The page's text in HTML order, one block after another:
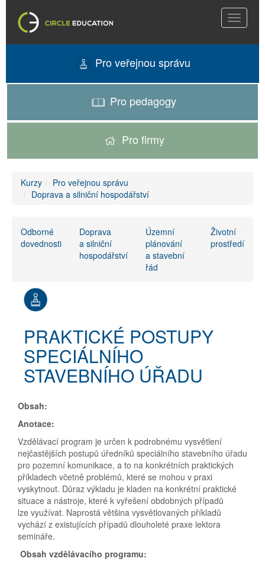
Toggle
Pro veřejnou správu
Pro pedagogy
Pro firmy
Kurzy
Pro veřejnou správu
Doprava a silniční hospodářství
Odborné
dovednosti
Doprava
a silniční
hospodářství
Územní
plánování
a stavební
řád
Životní
prostředí
PRAKTICKÉ POSTUPY
SPECIÁLNÍHO
STAVEBNÍHO ÚŘADU
Obsah:
Anotace:
Vzdělávací program je určen k podrobnému vysvětlení
nejčastějších postupů úředníků speciálního stavebního úřadu
pro pozemní komunikace, a to na konkrétních praktických
příkladech včetně problémů, které se mohou v praxi
vyskytnout. Důraz výkladu je kladen na konkrétní praktické
situace a nástroje, které k vyřešení obdobných případů
lze využívat. Naprostá většina vysvětlovaných příkladů
vychází z existujících případů dlouholeté praxe lektora
semináře.
Obsah vzdělávacího programu: